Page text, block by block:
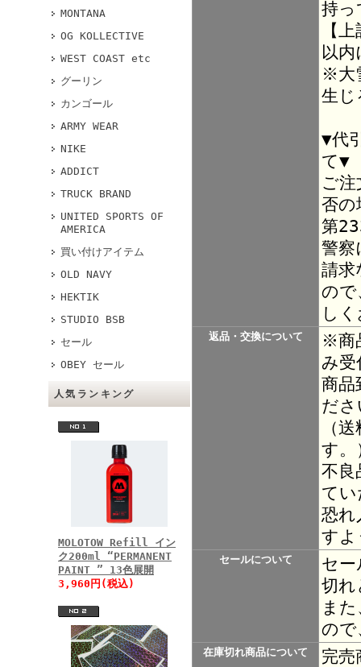
MONTANA
OG KOLLECTIVE
WEST COAST etc
グーリン
カンゴール
ARMY WEAR
NIKE
ADDICT
TRUCK BRAND
UNITED SPORTS OF
AMERICA
買い付けアイテム
OLD NAVY
HEKTIK
STUDIO BSB
セール
OBEY セール
人気ランキング
MOLOTOW Refill イン
ク200ml “PERMANENT
PAINT ” 13色展開
3,960円(税込)
持っ
【
以内
※大
生じ
▼代
て▼
ご
否の
第
警察
請求
ので
し
返品・交換について
※商
み受
商品
だ
（
す。
不良
て
恐れ
すよ
セールについて
セ
切れ
ま
ので
在庫切れ商品について
完